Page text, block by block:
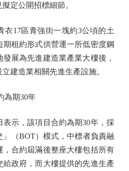
定公開招標細節。
17區青強街一塊約3公頃的土
租約形式供營運一所低密度鋼
展為先進建造業產業大樓後，
建造業相關先進生產設施。
期30年
示，該項目合約為期30年，採
」（BOT）模式，中標者負責融
，合約屆滿後整座大樓包括所有
政府，而大樓提供的先進生產